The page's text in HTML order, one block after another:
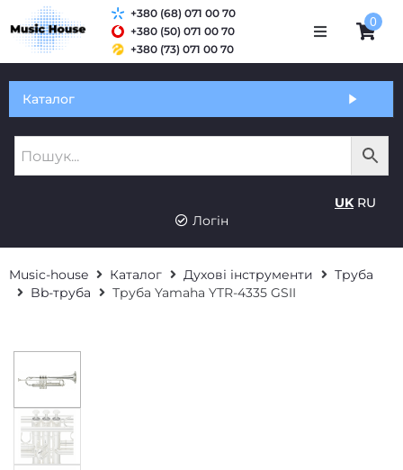
Оплата і доставка
+380 (68) 071 00 70
+380 (50) 071 00 70
+380 (73) 071 00 70
0
Каталог
UK RU
Логін
Music-house Каталог Духові інструменти
Труба
Bb-труба
Труба Yamaha YTR-4335 GSII